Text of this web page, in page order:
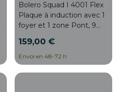
Bolero Squad I 4001 Flex
Plaque à induction avec 1
foyer et 1 zone Pont, 9
fonction Booster,
puissance maximale de
7200 W, contrôle tactile
159,00 €
Envoi en 48-72 h